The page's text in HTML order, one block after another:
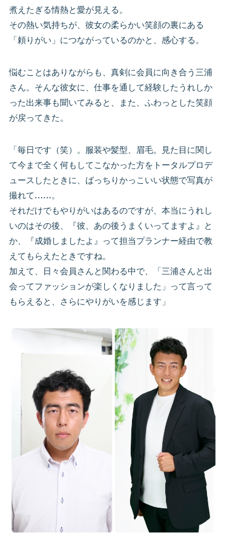
煮えたぎる情熱と愛が見える。
その熱い気持ちが、彼女の柔らかい笑顔の裏にある
「頼りがい」につながっているのかと、感心する。
悩むことはありながらも、真剣に会員に向き合う三浦
さん。そんな彼女に、仕事を通して経験したうれしか
った出来事も聞いてみると、また、ふわっとした笑顔
が戻ってきた。
「毎日です（笑）。服装や髪型、眉毛。見た目に関し
て今まで全く何もしてこなかった方をトータルプロデ
ュースしたときに、ばっちりかっこいい状態で写真が
撮れて……。
それだけでもやりがいはあるのですが、本当にうれし
いのはその後、『彼、あの後うまくいってますよ』と
か、『成婚しましたよ』って担当プランナー経由で教
えてもらえたときですね。
加えて、日々会員さんと関わる中で、「三浦さんと出
会ってファッションが楽しくなりました」って言って
もらえると、さらにやりがいを感じます」